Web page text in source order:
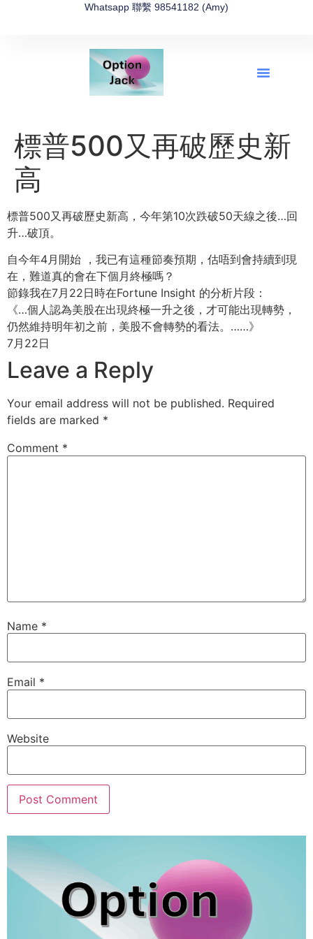
Whatsapp 聯繫 98541182 (Amy)
標普500又再破歷史新
高
標普500又再破歷史新高，今年第10次跌破50天線之後…回
升…破頂。
自今年4月開始 ，我已有這種節奏預期，估唔到會持續到現
在，難道真的會在下個月終極嗎？
節錄我在7月22日時在Fortune Insight 的分析片段：
《…個人認為美股在出現終極一升之後，才可能出現轉勢，
仍然維持明年初之前，美股不會轉勢的看法。……》
7月22日
Leave a Reply
Your email address will not be published. Required
fields are marked *
Comment *
Name *
Email *
Website